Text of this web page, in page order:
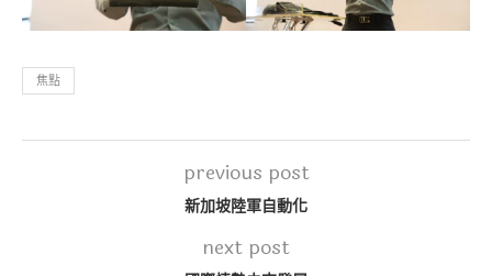
焦點
previous post
新加坡陸軍自動化
next post